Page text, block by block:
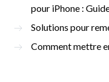
pour iPhone :
Solutions pour
Comment mettre